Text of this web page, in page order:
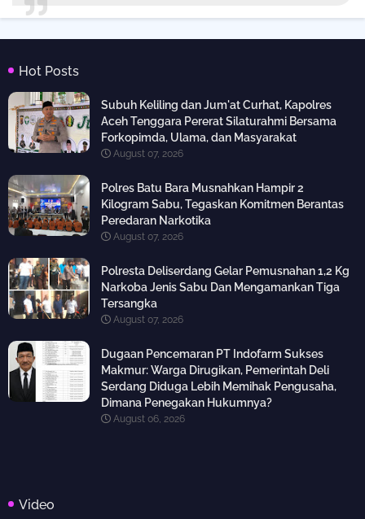
Hot Posts
Subuh Keliling dan Jum'at Curhat, Kapolres
Aceh Tenggara Pererat Silaturahmi Bersama
Forkopimda, Ulama, dan Masyarakat
August 07, 2026
Polres Batu Bara Musnahkan Hampir 2
Kilogram Sabu, Tegaskan Komitmen Berantas
Peredaran Narkotika
August 07, 2026
Polresta Deliserdang Gelar Pemusnahan 1,2 Kg
Narkoba Jenis Sabu Dan Mengamankan Tiga
Tersangka
August 07, 2026
Dugaan Pencemaran PT Indofarm Sukses
Makmur: Warga Dirugikan, Pemerintah Deli
Serdang Diduga Lebih Memihak Pengusaha,
Dimana Penegakan Hukumnya?
August 06, 2026
Video